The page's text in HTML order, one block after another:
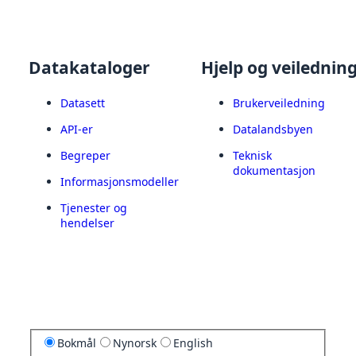
Datakataloger
Datasett
API-er
Begreper
Informasjonsmodeller
Tjenester og
hendelser
Hjelp og
Brukerveiledning
Datalandsbyen
Teknisk
dokumentasjon
Bokmål Nynorsk English